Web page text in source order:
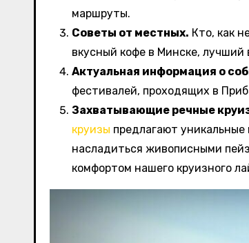
маршруты.
Советы от местных. Кто, как
вкусный кофе в Минске,
Актуальная информация о
фестивалей, проходящих в
Захватывающие речные
круизы предлагают
насладиться живописными
комфортом нашего круизного